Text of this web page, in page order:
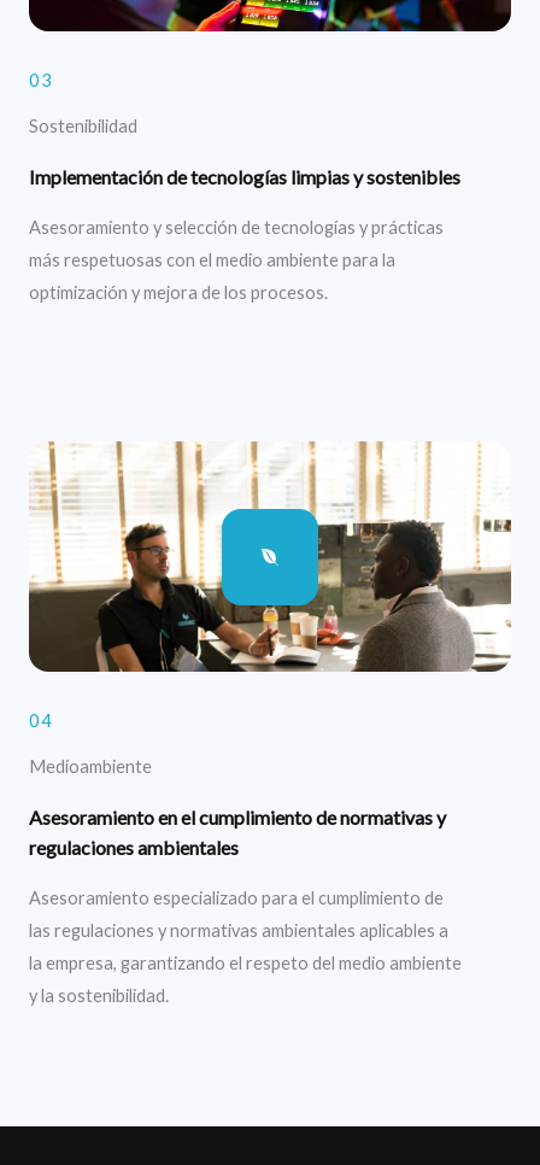
03
Sostenibilidad
Implementación de tecnologías limpias y sostenibles
Asesoramiento y selección de tecnologías y prácticas
más respetuosas con el medio ambiente para la
optimización y mejora de los procesos.
04
Medioambiente
Asesoramiento en el cumplimiento de normativas y
regulaciones ambientales
Asesoramiento especializado para el cumplimiento de
las regulaciones y normativas ambientales aplicables a
la empresa, garantizando el respeto del medio ambiente
y la sostenibilidad.